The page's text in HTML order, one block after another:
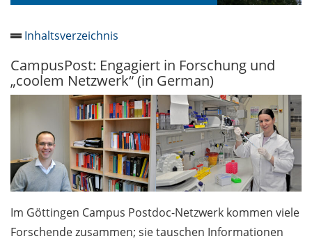
Inhaltsverzeichnis
Beschäftigte / Staff
1.3
Zertifikatsprogramm
Hochschuldidaktik /
Certificate Program
Teaching and Learning
in Higher Education
News aus der Abteilung
CampusPost: Engagiert in Forschung und
„coolem Netzwerk“ (in German)
Im Göttingen Campus Postdoc-Netzwerk kommen viele
Forschende zusammen; sie tauschen Informationen